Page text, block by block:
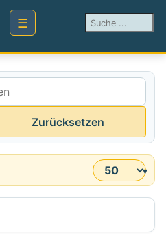
Suchen ...
Zurücksetzen